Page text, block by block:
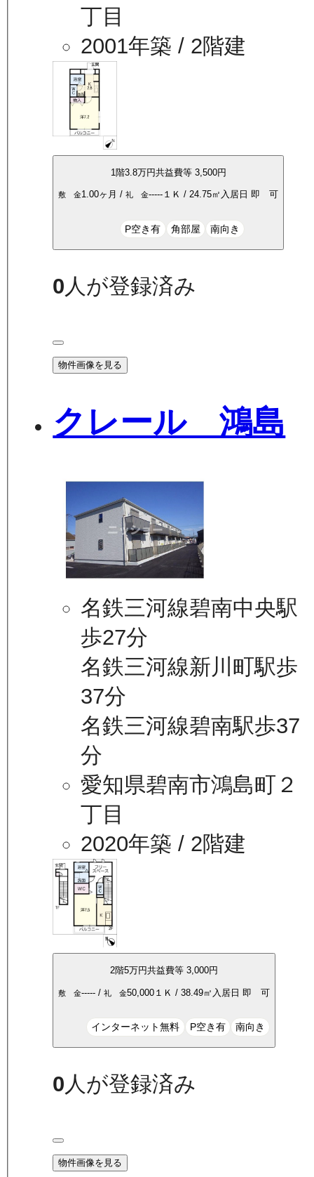
丁目
2001年築 / 2階建
1 階3.8万円共益費等 3,500円
敷 金1.00ヶ月 /礼 金----- １Ｋ /24.75㎡ 入居日 即 可
P空き有 角部屋 南向き
0 人が登録済み
物件画像を見る
クレール 鴻島
名鉄三河線碧南中央駅
歩27分
名鉄三河線新川町駅歩
37分
名鉄三河線碧南駅歩37
分
愛知県碧南市鴻島町２
丁目
2020年築 / 2階建
2階5万円共益費等3,000円
敷 金----- /礼 金50,000 １Ｋ /38.49㎡ 入居日 即 可
インターネット無料 P空き有 南向き
0人が登録済み
物件画像を見る